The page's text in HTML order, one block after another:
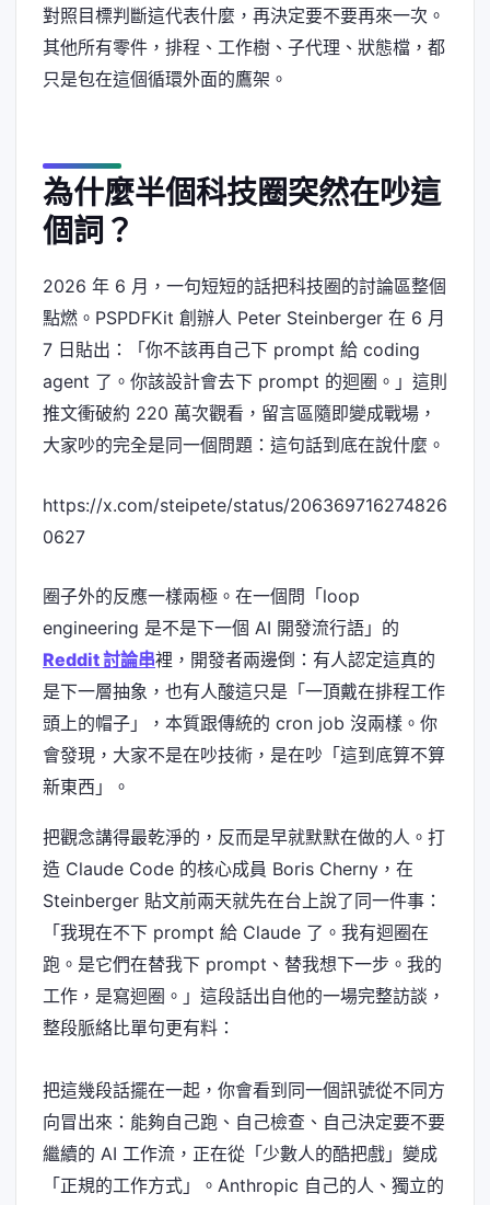
對照目標判斷這代表什麼，再決定要不要再來一次。
其他所有零件，排程、工作樹、子代理、狀態檔，都
只是包在這個循環外面的鷹架。
為什麼半個科技圈突然在吵這
個詞？
2026 年 6 月，一句短短的話把科技圈的討論區整個
點燃。PSPDFKit 創辦人 Peter Steinberger 在 6 月
7 日貼出：「你不該再自己下 prompt 給 coding
agent 了。你該設計會去下 prompt 的迴圈。」這則
推文衝破約 220 萬次觀看，留言區隨即變成戰場，
大家吵的完全是同一個問題：這句話到底在說什麼。
https://x.com/steipete/status/206369716274826
0627
圈子外的反應一樣兩極。在一個問「loop
engineering 是不是下一個 AI 開發流行語」的
Reddit 討論串裡，開發者兩邊倒：有人認定這真的
是下一層抽象，也有人酸這只是「一頂戴在排程工作
頭上的帽子」，本質跟傳統的 cron job 沒兩樣。你
會發現，大家不是在吵技術，是在吵「這到底算不算
新東西」。
把觀念講得最乾淨的，反而是早就默默在做的人。打
造 Claude Code 的核心成員 Boris Cherny，在
Steinberger 貼文前兩天就先在台上說了同一件事：
「我現在不下 prompt 給 Claude 了。我有迴圈在
跑。是它們在替我下 prompt、替我想下一步。我的
工作，是寫迴圈。」這段話出自他的一場完整訪談，
整段脈絡比單句更有料：
把這幾段話擺在一起，你會看到同一個訊號從不同方
向冒出來：能夠自己跑、自己檢查、自己決定要不要
繼續的 AI 工作流，正在從「少數人的酷把戲」變成
「正規的工作方式」。Anthropic 自己的人、獨立的